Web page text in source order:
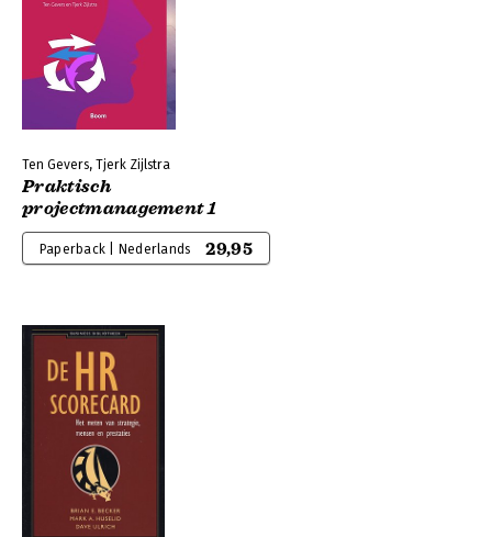
Ten Gevers, Tjerk Zijlstra
Praktisch
projectmanagement 1
Paperback | Nederlands 29,95